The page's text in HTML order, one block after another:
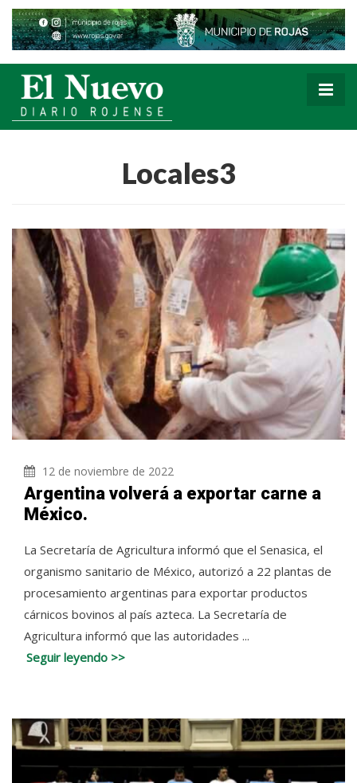
Locales3
12 de noviembre de 2022
Argentina volverá a exportar carne a
México.
La Secretaría de Agricultura informó que el Senasica, el
organismo sanitario de México, autorizó a 22 plantas de
procesamiento argentinas para exportar productos
cárnicos bovinos al país azteca. La Secretaría de
Agricultura informó que las autoridades ...
Seguir leyendo >>